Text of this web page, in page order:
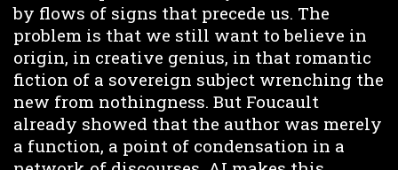
by flows of signs that precede us. The
problem is that we still want to believe in
origin, in creative genius, in that romantic
fiction of a sovereign subject wrenching the
new from nothingness. But Foucault
already showed that the author was merely
a function, a point of condensation in a